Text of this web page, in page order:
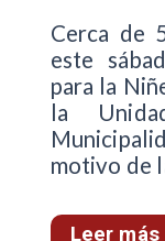
Cerca de
este
para la
la
motivo de
Leer más